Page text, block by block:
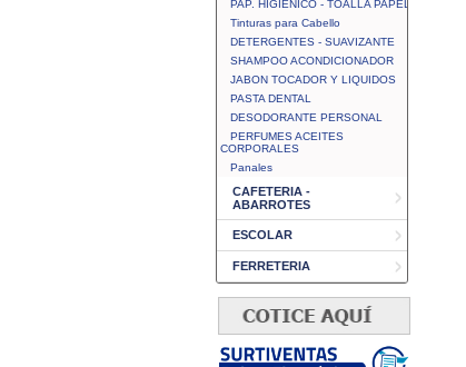
PAP. HIGIENICO - TOALLA PAPEL
Tinturas para Cabello
DETERGENTES - SUAVIZANTE
SHAMPOO ACONDICIONADOR
JABON TOCADOR Y LIQUIDOS
PASTA DENTAL
DESODORANTE PERSONAL
PERFUMES ACEITES
CORPORALES
Panales
CAFETERIA -
ABARROTES
ESCOLAR
FERRETERIA